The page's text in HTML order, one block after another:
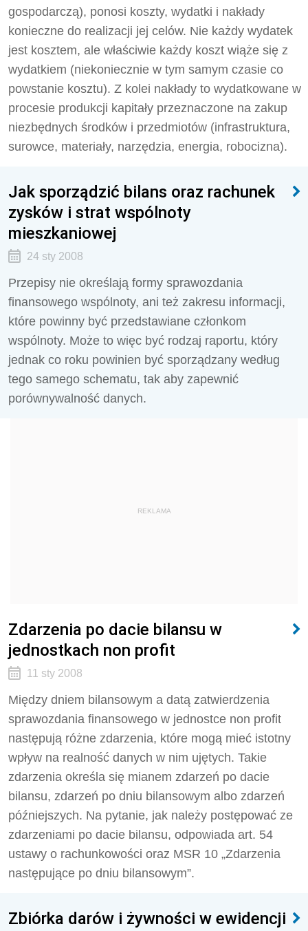
gospodarczą), ponosi koszty, wydatki i nakłady
konieczne do realizacji jej celów. Nie każdy wydatek
jest kosztem, ale właściwie każdy koszt wiąże się z
wydatkiem (niekoniecznie w tym samym czasie co
powstanie kosztu). Z kolei nakłady to wydatkowane w
procesie produkcji kapitały przeznaczone na zakup
niezbędnych środków i przedmiotów (infrastruktura,
surowce, materiały, narzędzia, energia, robocizna).
Jak sporządzić bilans oraz rachunek
zysków i strat wspólnoty
mieszkaniowej
24 sty 2008
Przepisy nie określają formy sprawozdania
finansowego wspólnoty, ani też zakresu informacji,
które powinny być przedstawiane członkom
wspólnoty. Może to więc być rodzaj raportu, który
jednak co roku powinien być sporządzany według
tego samego schematu, tak aby zapewnić
porównywalność danych.
REKLAMA
Zdarzenia po dacie bilansu w
jednostkach non profit
11 sty 2008
Między dniem bilansowym a datą zatwierdzenia
sprawozdania finansowego w jednostce non profit
następują różne zdarzenia, które mogą mieć istotny
wpływ na realność danych w nim ujętych. Takie
zdarzenia określa się mianem zdarzeń po dacie
bilansu, zdarzeń po dniu bilansowym albo zdarzeń
późniejszych. Na pytanie, jak należy postępować ze
zdarzeniami po dacie bilansu, odpowiada art. 54
ustawy o rachunkowości oraz MSR 10 „Zdarzenia
następujące po dniu bilansowym”.
Zbiórka darów i żywności w ewidencji